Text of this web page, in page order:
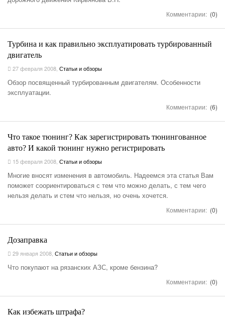
Комментарии: (0)
Турбина и как правильно эксплуатировать турбированный
двигатель
27 февраля 2008 Статьи и обзоры
Обзор посвященный турбированным двигателям. Особенности
эксплуатации.
Комментарии: (6)
Что такое тюнинг? Как зарегистрировать тюнингованное
авто? И какой тюнинг нужно регистрировать
15 февраля 2008 Статьи и обзоры
Многие вносят изменения в автомобиль. Надеемся эта статья Вам
поможет соориентироваться с тем что можно делать, с тем чего
нельзя делать и стем что нельзя, но очень хочется.
Комментарии: (0)
Дозаправка
29 января 2008 Статьи и обзоры
Что покупают на рязанских АЗС, кроме бензина?
Комментарии: (0)
Как избежать штрафа?